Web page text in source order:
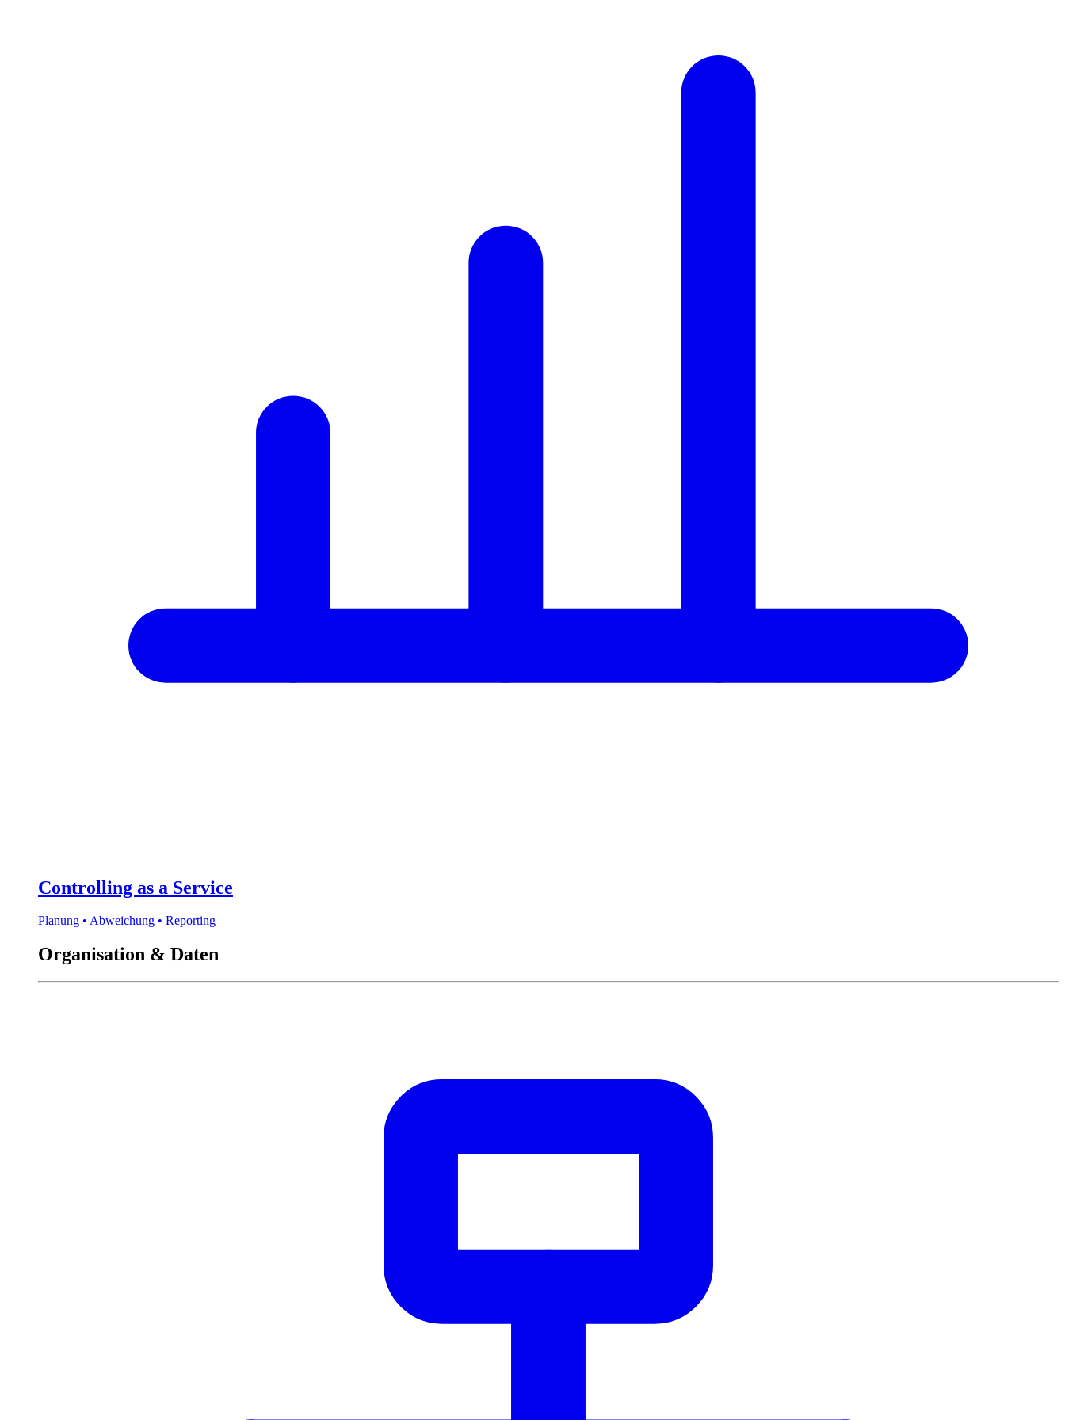
Controlling as a Service
Planung • Abweichung • Reporting
Organisation & Daten